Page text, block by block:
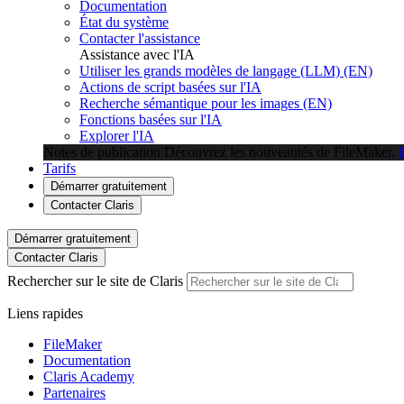
Documentation
État du système
Contacter l'assistance
Assistance avec l'IA
Utiliser les grands modèles de langage (LLM) (EN)
Actions de script basées sur l'IA
Recherche sémantique pour les images (EN)
Fonctions basées sur l'IA
Explorer l'IA
Notes de publication Découvrez les nouveautés de FileMaker.
Tarifs
Démarrer gratuitement
Contacter Claris
Démarrer gratuitement
Contacter Claris
Rechercher sur le site de Claris
Liens rapides
FileMaker
Documentation
Claris Academy
Partenaires